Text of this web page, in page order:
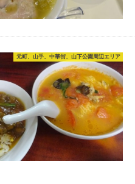
元町、山手、中華街、山下公園周辺エリア